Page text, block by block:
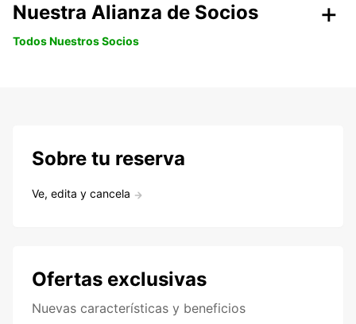
Nuestra Alianza de Socios
Todos Nuestros Socios
Sobre tu reserva
Ve, edita y cancela
Ofertas exclusivas
Nuevas características y beneficios